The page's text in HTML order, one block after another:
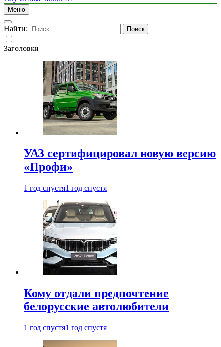
Меню
Найти:
Заголовки
УАЗ сертифицировал новую версию
«Профи»
1 год спустя1 год спустя
Кому отдали предпочтение
белорусские автолюбители
1 год спустя1 год спустя